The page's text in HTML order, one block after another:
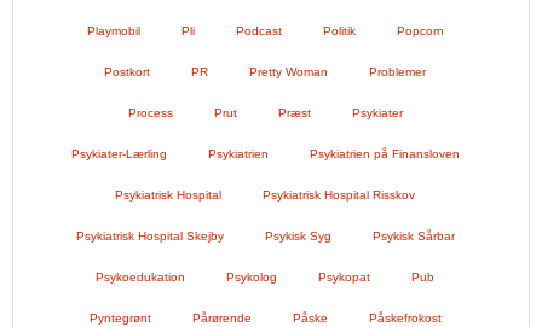
Playmobil Pli Podcast Politik Popcorn
Postkort PR Pretty Woman Problemer
Process Prut Præst Psykiater
Psykiater-Lærling Psykiatrien Psykiatrien på Finansloven
Psykiatrisk Hospital Psykiatrisk Hospital Risskov
Psykiatrisk Hospital Skejby Psykisk Syg Psykisk Sårbar
Psykoedukation Psykolog Psykopat Pub
Pyntegrønt Pårørende Påske Påskefrokost